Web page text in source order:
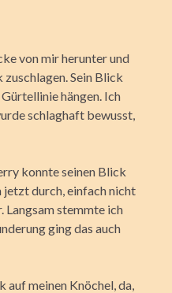
von mir herunter und
Sein Blick
hängen. Ich
schlaghaft bewusst,
konnte seinen Blick
jetzt durch, einfach nicht
Langsam stemmte ich
ging das auch
meinen Knöchel, da,